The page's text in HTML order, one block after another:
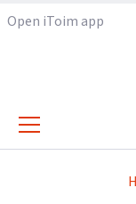
Open iToim app